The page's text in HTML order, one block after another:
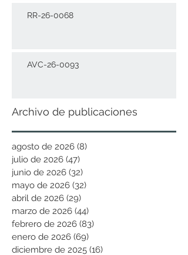
RR-26-0068
AVC-26-0093
Archivo de publicaciones
agosto de 2026 (8)
julio de 2026 (47)
junio de 2026 (32)
mayo de 2026 (32)
abril de 2026 (29)
marzo de 2026 (44)
febrero de 2026 (83)
enero de 2026 (69)
diciembre de 2025 (16)